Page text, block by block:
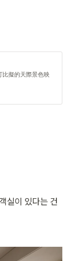
比擬的天際景色映
실이 있다는 건